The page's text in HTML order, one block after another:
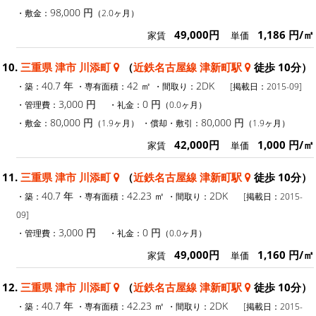
・敷金： 98,000 円 （2.0ヶ月）
家賃 49,000円 単価 1,186 円/㎡
10. 三重県 津市 川添町 （近鉄名古屋線 津新町駅 徒歩 10分）
・築： 40.7 年 ・専有面積： 42 ㎡ ・間取り： 2DK
[掲載日：2015-09]
・管理費： 3,000 円 ・礼金： 0 円 （0.0ヶ月）
・敷金： 80,000 円 （1.9ヶ月） ・償却・敷引： 80,000 円 （1.9ヶ月）
家賃 42,000円 単価 1,000 円/㎡
11. 三重県 津市 川添町 （近鉄名古屋線 津新町駅 徒歩 10分）
・築： 40.7 年 ・専有面積： 42.23 ㎡ ・間取り： 2DK
[掲載日：2015-
09]
・管理費： 3,000 円 ・礼金： 0 円 （0.0ヶ月）
家賃 49,000円 単価 1,160 円/㎡
12. 三重県 津市 川添町 （近鉄名古屋線 津新町駅 徒歩 10分）
・築： 40.7 年 ・専有面積： 42.23 ㎡ ・間取り： 2DK [掲載日：2015-